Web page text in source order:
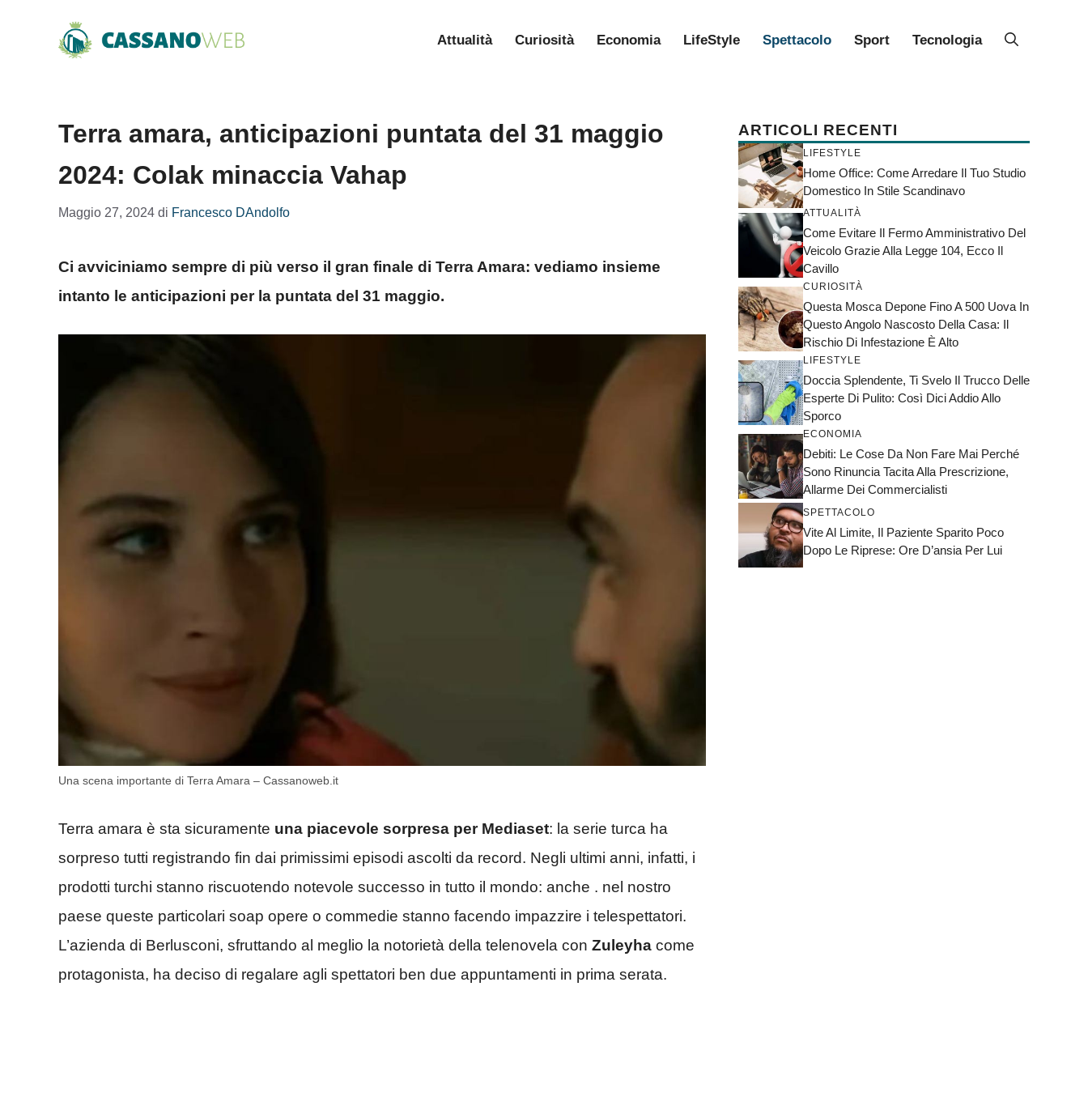
Attualità Curiosità Economia LifeStyle Spettacolo Sport Tecnologia
Terra amara, anticipazioni puntata del 31 maggio
2024: Colak minaccia Vahap
Maggio 27, 2024 di Francesco DAndolfo
Ci avviciniamo sempre di più verso il gran finale di Terra Amara: vediamo insieme
intanto le anticipazioni per la puntata del 31 maggio.
Una scena importante di Terra Amara – Cassanoweb.it
Terra amara è sta sicuramente una piacevole sorpresa per Mediaset: la serie turca ha
sorpreso tutti registrando fin dai primissimi episodi ascolti da record. Negli ultimi anni, infatti, i
prodotti turchi stanno riscuotendo notevole successo in tutto il mondo: anche . nel nostro
paese queste particolari soap opere o commedie stanno facendo impazzire i telespettatori.
L’azienda di Berlusconi, sfruttando al meglio la notorietà della telenovela con Zuleyha come
protagonista, ha deciso di regalare agli spettatori ben due appuntamenti in prima serata.
ARTICOLI RECENTI
LIFESTYLE
Home Office: Come Arredare Il Tuo Studio
Domestico In Stile Scandinavo
ATTUALITÀ
Come Evitare Il Fermo Amministrativo Del
Veicolo Grazie Alla Legge 104, Ecco Il
Cavillo
CURIOSITÀ
Questa Mosca Depone Fino A 500 Uova In
Questo Angolo Nascosto Della Casa: Il
Rischio Di Infestazione È Alto
LIFESTYLE
Doccia Splendente, Ti Svelo Il Trucco Delle
Esperte Di Pulito: Così Dici Addio Allo
Sporco
ECONOMIA
Debiti: Le Cose Da Non Fare Mai Perché
Sono Rinuncia Tacita Alla Prescrizione,
Allarme Dei Commercialisti
SPETTACOLO
Vite Al Limite, Il Paziente Sparito Poco
Dopo Le Riprese: Ore D’ansia Per Lui